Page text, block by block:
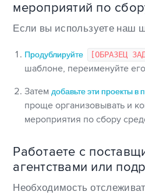
мероприятий по
Если вы используете наш
Продублируйте [ОБРАЗЕЦ
шаблоне, переименуйте
Затем добавьте эти проекты в
проще организовывать и
мероприятия по сбору
Работаете с
агентствами или
Необходимость